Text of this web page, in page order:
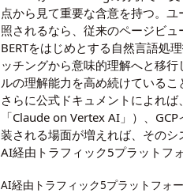
点から見て重要な含意を持つ。
照されるなら、従来のページビ
BERTをはじめとする自然言語処
ッチングから意味的理解へと移
ルの理解能力を高め続けている
さらに公式ドキュメントによれ
「Claude on Vertex AI」）、
装される場面が増えれば、その
AI経由トラフィック5プラットフ
AI経由トラフィック5プラットフォ